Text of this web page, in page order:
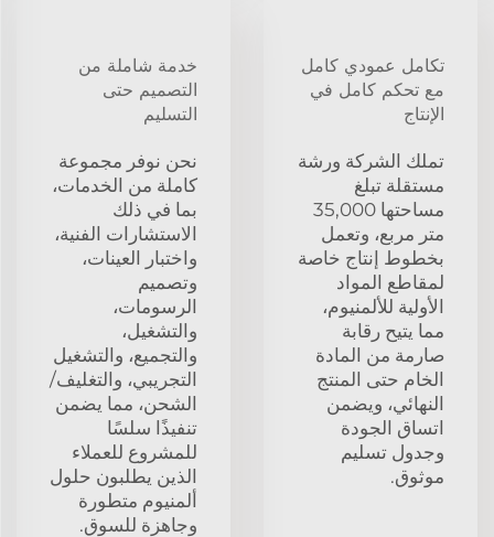
تكامل عمودي كامل
مع تحكم كامل في
الإنتاج
تملك الشركة ورشة
مستقلة تبلغ
مساحتها 35,000
متر مربع، وتعمل
بخطوط إنتاج خاصة
لمقاطع المواد
الأولية للألمنيوم،
مما يتيح رقابة
صارمة من المادة
الخام حتى المنتج
النهائي، ويضمن
اتساق الجودة
وجدول تسليم
موثوق.
خدمة شاملة من
التصميم حتى
التسليم
نحن نوفر مجموعة
كاملة من الخدمات،
بما في ذلك
الاستشارات الفنية،
واختبار العينات،
وتصميم
الرسومات،
والتشغيل،
والتجميع، والتشغيل
التجريبي، والتغليف/
الشحن، مما يضمن
تنفيذًا سلسًا
للمشروع للعملاء
الذين يطلبون حلول
ألمنيوم متطورة
وجاهزة للسوق.